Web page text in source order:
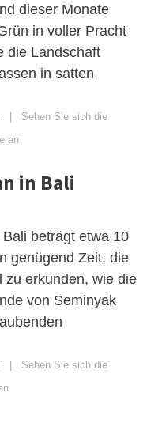
dieser Monate
in voller Pracht
die Landschaft
in satten
| Sehen Sie sich die
an
in Bali
beträgt etwa 10
genügend Zeit, die
zu erkunden, wie die
von Seminyak
| Sehen Sie sich die